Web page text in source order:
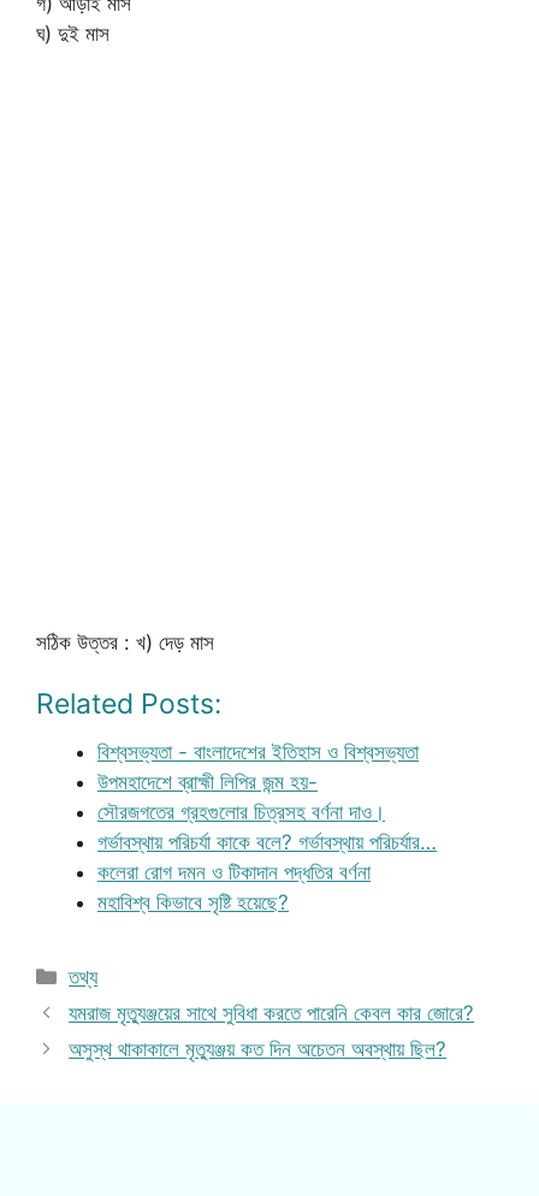
ঘ) দুই মাস
সঠিক উত্তর : খ) দেড় মাস
Related Posts:
বিশ্বসভ্যতা - বাংলাদেশের ইতিহাস ও বিশ্বসভ্যতা
উপমহাদেশে ব্রাহ্মী লিপির জন্ম হয়-
সৌরজগতের গ্রহগুলোর চিত্রসহ বর্ণনা দাও।
গর্ভাবস্থায় পরিচর্যা কাকে বলে? গর্ভাবস্থায় পরিচর্যার…
কলেরা রোগ দমন ও টিকাদান পদ্ধতির বর্ণনা
মহাবিশ্ব কিভাবে সৃষ্টি হয়েছে?
Categories
তথ্য
যমরাজ মৃত্যুঞ্জয়ের সাথে সুবিধা করতে পারেনি কেবল কার জোরে?
অসুস্থ থাকাকালে মৃত্যুঞ্জয় কত দিন অচেতন অবস্থায় ছিল?